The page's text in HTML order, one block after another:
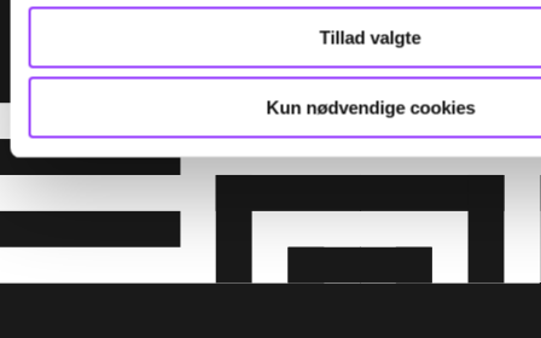
Tillad valgte
Kun nødvendige cookies
• Særlige risici i forbindelse med eksplosive og
pyrotekniske stoffer og genstande.
• Særlige krav vedrørende sammenlæsning af
stoffer og genstande i klasse 1.